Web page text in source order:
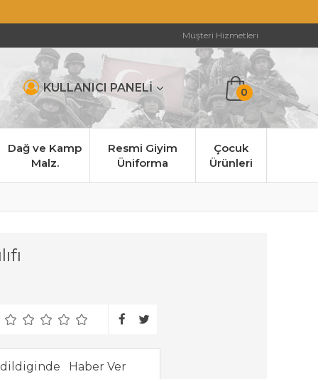
Müşteri Hizmetleri
KULLANICI PANELİ 0
Dağ ve Kamp
Malz.
Resmi Giyim
Üniforma
Çocuk
Ürünleri